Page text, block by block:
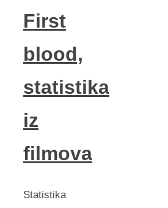
First
blood,
statistika
iz
filmova
Statistika